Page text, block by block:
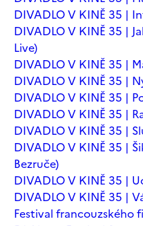
DIVADLO V KINĚ 35 |
DIVADLO V KINĚ 35 |
Live)
DIVADLO V KINĚ 35 |
DIVADLO V KINĚ 35 |
DIVADLO V KINĚ 35 |
DIVADLO V KINĚ 35 |
DIVADLO V KINĚ 35 |
DIVADLO V KINĚ 35 |
Bezruče)
DIVADLO V KINĚ 35 |
DIVADLO V KINĚ 35 |
Festival francouzského